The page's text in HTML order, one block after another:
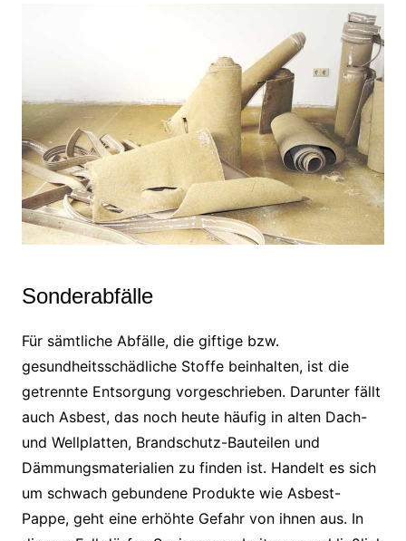
Sonderabfälle
Für sämtliche Abfälle, die giftige bzw.
gesundheitsschädliche Stoffe beinhalten, ist die
getrennte Entsorgung vorgeschrieben. Darunter fällt
auch Asbest, das noch heute häufig in alten Dach-
und Wellplatten, Brandschutz-Bauteilen und
Dämmungsmaterialien zu finden ist. Handelt es sich
um schwach gebundene Produkte wie Asbest-
Pappe, geht eine erhöhte Gefahr von ihnen aus. In